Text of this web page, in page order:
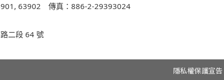
63902 傳真：886-2-29393024
二段 64 號
隱私權保護宣告